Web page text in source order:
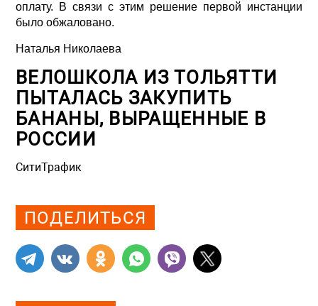
оплату. В связи с этим решение первой инстанции
было обжаловано.
Наталья Николаева
ВЕЛОШКОЛА ИЗ ТОЛЬЯТТИ
ПЫТАЛАСЬ ЗАКУПИТЬ
БАНАНЫ, ВЫРАЩЕННЫЕ В
РОССИИ
СитиТрафик
ПОДЕЛИТЬСЯ